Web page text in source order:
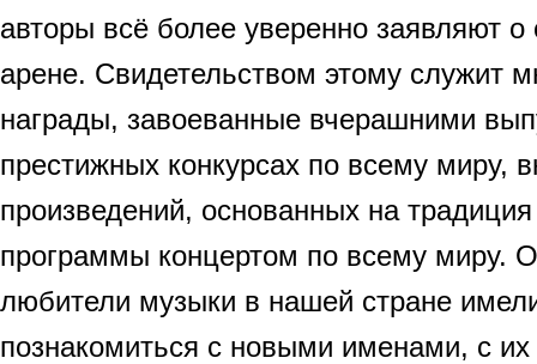
авторы всё более уверенно заявляют
арене. Свидетельством этому служит
награды, завоеванные вчерашними
престижных конкурсах по всему миру,
произведений, основанных на
программы концертом по всему миру.
любители музыки в нашей стране
познакомиться с новыми именами, с